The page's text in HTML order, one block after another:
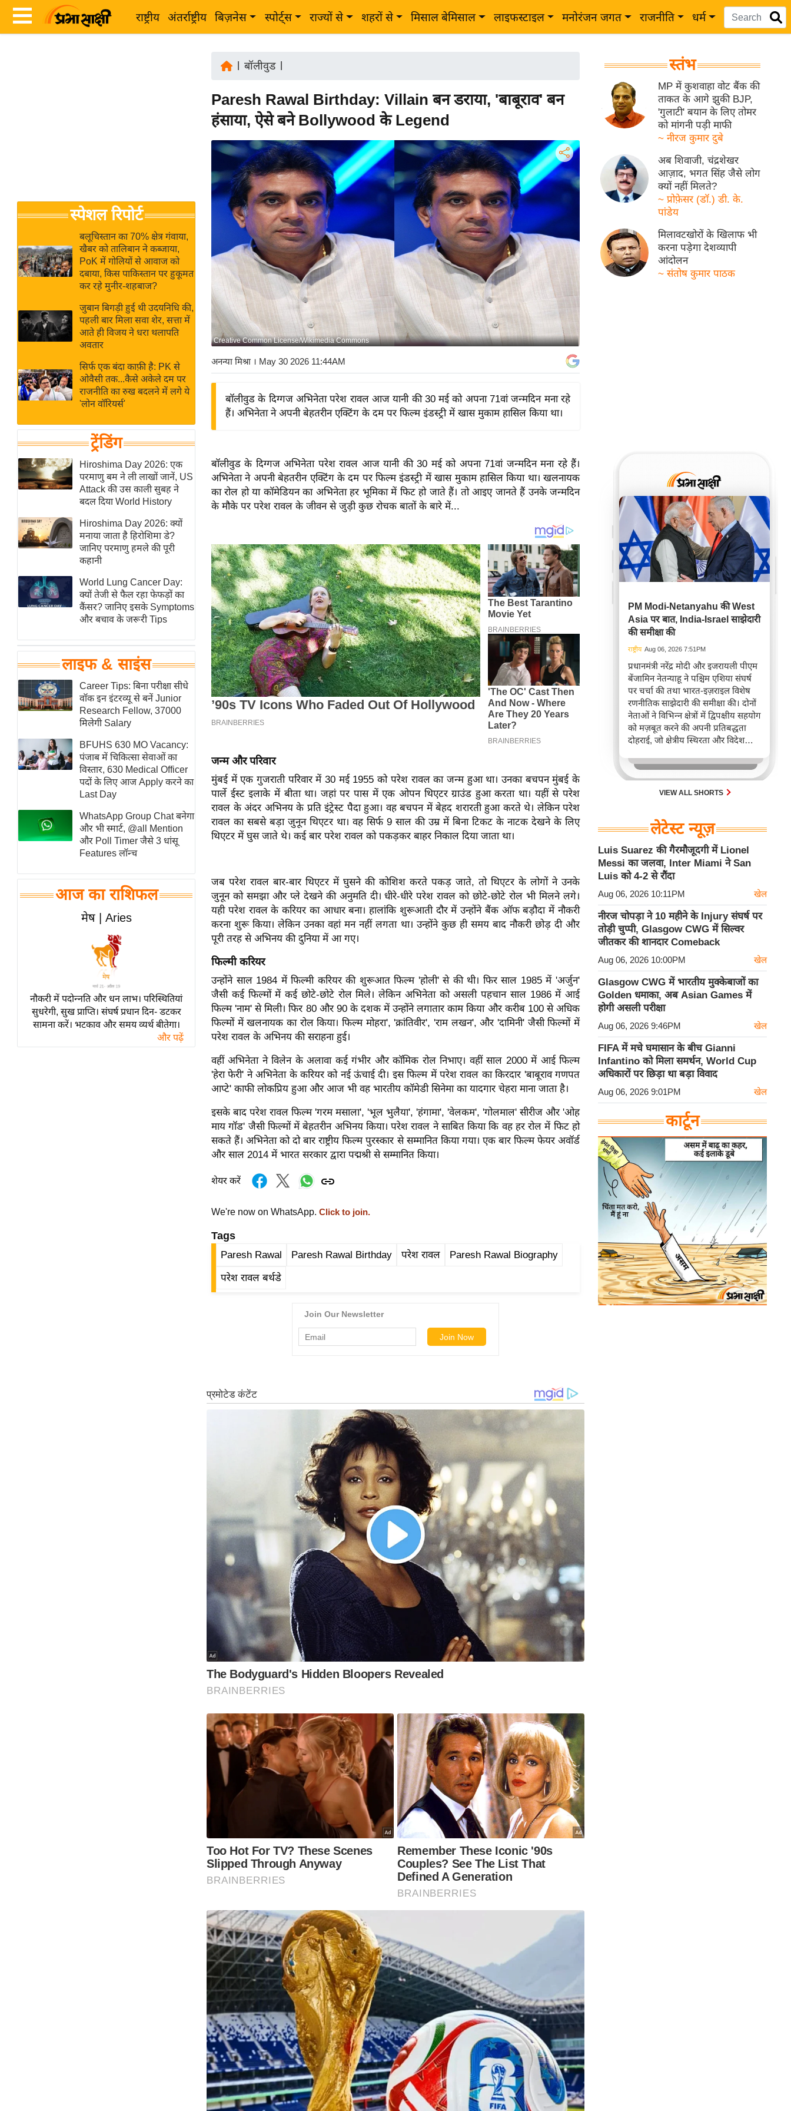
राष्ट्रीय अंतर्राष्ट्रीय बिज़नेस स्पोर्ट्स राज्यों से शहरों से मिसाल बेमिसाल लाइफस्टाइल मनोरंजन जगत राजनीति धर्म
Breaking
News in
Hindi
Hindi
Videos
जगत
राय
बजट
IPL
2026
ई-पेपर
मिसाल बेमिसाल
शख्सियत
यंग इंडिया
साहित्य जगत
ऑटो वर्ल्ड
न्यूज ब्रीफ
मनोरंजन जगत
बॉलीवुड
हॉलीवुड
फिल्म समीक्षा
News
लाइफस्टाइल
टेक्नॉलॉजी
ब्यूटी/फैशन
घरेलू नुस्खे
पर्यटन स्थल
फिटनेस मंत्रा
रिलेशनशिप
विश्लेषण
समसामयिक
मातृभूमि
स्तंभ
एम.
आर.
चाय पर
समीक्षा
व्रत
त्योहार
राशिफल
विशेष
स्पेशल रिपोर्ट
बलूचिस्तान का 70% क्षेत्र गंवाया,
खैबर को तालिबान ने कब्जाया,
PoK में गोलियों से आवाज को
दबाया, किस पाकिस्तान पर हुकूमत
कर रहे मुनीर-शहबाज?
जुबान बिगड़ी हुई थी उदयनिधि की,
पहली बार मिला सवा शेर, सत्ता में
आते ही विजय ने धरा थलापति
अवतार
सिर्फ एक बंदा काफ़ी है: PK से
ओवैसी तक...कैसे अकेले दम पर
राजनीति का रुख बदलने में लगे ये
'लोन वॉरियर्स'
ट्रेंडिंग
Hiroshima Day 2026: एक
परमाणु बम ने ली लाखों जानें, US
Attack की उस काली सुबह ने
बदल दिया World History
Hiroshima Day 2026: क्यों
मनाया जाता है हिरोशिमा डे?
जानिए परमाणु हमले की पूरी
कहानी
World Lung Cancer Day:
क्यों तेजी से फैल रहा फेफड़ों का
कैंसर? जानिए इसके Symptoms
और बचाव के जरूरी Tips
लाइफ & साइंस
Career Tips: बिना परीक्षा सीधे
वॉक इन इंटरव्यू से बनें Junior
Research Fellow, 37000
मिलेगी Salary
BFUHS 630 MO Vacancy:
पंजाब में चिकित्सा सेवाओं का
विस्तार, 630 Medical Officer
पदों के लिए आज Apply करने का
Last Day
WhatsApp Group Chat बनेगा
और भी स्मार्ट, @all Mention
और Poll Timer जैसे 3 धांसू
Features लॉन्च
आज का राशिफल
मेष | Aries
नौकरी में पदोन्नति और धन लाभ। परिस्थितियां
सुधरेगी, सुख प्राप्ति। संघर्ष प्रधान दिन- डटकर
सामना करें। भटकाव और समय व्यर्थ बीतेगा।
और पढ़ें
बॉलीवुड|
Paresh Rawal Birthday: Villain बन डराया, 'बाबूराव' बन
हंसाया, ऐसे बने Bollywood के Legend
Creative Common License/Wikimedia Commons
अनन्या मिश्रा । May 30 2026 11:44AM
बॉलीवुड के दिग्गज अभिनेता परेश रावल आज यानी की 30 मई को अपना 71वां जन्मदिन मना रहे
हैं। अभिनेता ने अपनी बेहतरीन एक्टिंग के दम पर फिल्म इंडस्ट्री में खास मुकाम हासिल किया था।
बॉलीवुड के दिग्गज अभिनेता परेश रावल आज यानी की 30 मई को अपना 71वां जन्मदिन मना रहे हैं।
अभिनेता ने अपनी बेहतरीन एक्टिंग के दम पर फिल्म इंडस्ट्री में खास मुकाम हासिल किया था। खलनायक
का रोल हो या कॉमेडियन का अभिनेता हर भूमिका में फिट हो जाते हैं। तो आइए जानते हैं उनके जन्मदिन
के मौके पर परेश रावल के जीवन से जुड़ी कुछ रोचक बातों के बारे में...
जन्म और परिवार
मुंबई में एक गुजराती परिवार में 30 मई 1955 को परेश रावल का जन्म हुआ था। उनका बचपन मुंबई के
पार्ले ईस्ट इलाके में बीता था। जहां पर पास में एक ओपन थिएटर ग्राउंड हुआ करता था। यहीं से परेश
रावल के अंदर अभिनय के प्रति इंट्रेस्ट पैदा हुआ। वह बचपन में बेहद शरारती हुआ करते थे। लेकिन परेश
रावल का सबसे बड़ा जुनून थिएटर था। वह सिर्फ 9 साल की उम्र में बिना टिकट के नाटक देखने के लिए
थिएटर में घुस जाते थे। कई बार परेश रावल को पकड़कर बाहर निकाल दिया जाता था।
जब परेश रावल बार-बार थिएटर में घुसने की कोशिश करते पकड़ जाते, तो थिएटर के लोगों ने उनके
जुनून को समझा और प्ले देखने की अनुमति दी। धीरे-धीरे परेश रावल को छोटे-छोटे रोल भी मिलने लगे।
यही परेश रावल के करियर का आधार बना। हालांकि शुरूआती दौर में उन्होंने बैंक ऑफ बड़ौदा में नौकरी
करना शुरू किया। लेकिन उनका वहां मन नहीं लगता था। उन्होंने कुछ ही समय बाद नौकरी छोड़ दी और
पूरी तरह से अभिनय की दुनिया में आ गए।
फिल्मी करियर
उन्होंने साल 1984 में फिल्मी करियर की शुरूआत फिल्म 'होली' से की थी। फिर साल 1985 में 'अर्जुन'
जैसी कई फिल्मों में कई छोटे-छोटे रोल मिले। लेकिन अभिनेता को असली पहचान साल 1986 में आई
फिल्म 'नाम' से मिली। फिर 80 और 90 के दशक में उन्होंने लगातार काम किया और करीब 100 से अधिक
फिल्मों में खलनायक का रोल किया। फिल्म मोहरा', 'क्रांतिवीर', 'राम लखन', और 'दामिनी' जैसी फिल्मों में
परेश रावल के अभिनय की सराहना हुई।
वहीं अभिनेता ने विलेन के अलावा कई गंभीर और कॉमिक रोल निभाए। वहीं साल 2000 में आई फिल्म
'हेरा फेरी' ने अभिनेता के करियर को नई ऊंचाई दी। इस फिल्म में परेश रावल का किरदार 'बाबूराव गणपत
आप्टे' काफी लोकप्रिय हुआ और आज भी वह भारतीय कॉमेडी सिनेमा का यादगार चेहरा माना जाता है।
इसके बाद परेश रावल फिल्म 'गरम मसाला', 'भूल भुलैया', 'हंगामा', 'वेलकम', 'गोलमाल' सीरीज और 'ओह
माय गॉड' जैसी फिल्मों में बेहतरीन अभिनय किया। परेश रावल ने साबित किया कि वह हर रोल में फिट हो
सकते हैं। अभिनेता को दो बार राष्ट्रीय फिल्म पुरस्कार से सम्मानित किया गया। एक बार फिल्म फेयर अवॉर्ड
और साल 2014 में भारत सरकार द्वारा पद्मश्री से सम्मानित किया।
शेयर करें
We're now on WhatsApp. Click to join.
Tags
Paresh Rawal Paresh Rawal Birthday परेश रावल Paresh Rawal Biography
परेश रावल बर्थडे
स्तंभ
MP में कुशवाहा वोट बैंक की
ताकत के आगे झुकी BJP,
'गुलाटी' बयान के लिए तोमर
को मांगनी पड़ी माफी
~ नीरज कुमार दुबे
अब शिवाजी, चंद्रशेखर
आज़ाद, भगत सिंह जैसे लोग
क्यों नहीं मिलते?
~ प्रोफ़ेसर (डॉ.) डी. के.
पांडेय
मिलावटखोरों के खिलाफ भी
करना पड़ेगा देशव्यापी
आंदोलन
~ संतोष कुमार पाठक
PM Modi-Netanyahu की West
Asia पर बात, India-Israel साझेदारी
की समीक्षा की
राष्ट्रीय Aug 06, 2026 7:51PM
प्रधानमंत्री नरेंद्र मोदी और इजरायली पीएम
बेंजामिन नेतन्याहू ने पश्चिम एशिया संघर्ष
पर चर्चा की तथा भारत-इज़राइल विशेष
रणनीतिक साझेदारी की समीक्षा की। दोनों
नेताओं ने विभिन्न क्षेत्रों में द्विपक्षीय सहयोग
को मज़बूत करने की अपनी प्रतिबद्धता
दोहराई, जो क्षेत्रीय स्थिरता और विदेश
करता है।
VIEW ALL SHORTS
लेटेस्ट न्यूज़
Luis Suarez की गैरमौजूदगी में Lionel
Messi का जलवा, Inter Miami ने San
Luis को 4-2 से रौंदा
Aug 06, 2026 10:11PM खेल
नीरज चोपड़ा ने 10 महीने के Injury संघर्ष पर
तोड़ी चुप्पी, Glasgow CWG में सिल्वर
जीतकर की शानदार Comeback
Aug 06, 2026 10:00PM खेल
Glasgow CWG में भारतीय मुक्केबाजों का
Golden धमाका, अब Asian Games में
होगी असली परीक्षा
Aug 06, 2026 9:46PM खेल
FIFA में मचे घमासान के बीच Gianni
Infantino को मिला समर्थन, World Cup
अधिकारों पर छिड़ा था बड़ा विवाद
Aug 06, 2026 9:01PM खेल
कार्टून